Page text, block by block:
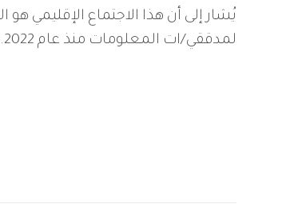
يُشار إلى أن هذا الاجتماع الإقليمي
لمدققي/ات المعلومات منذ عام 2022.